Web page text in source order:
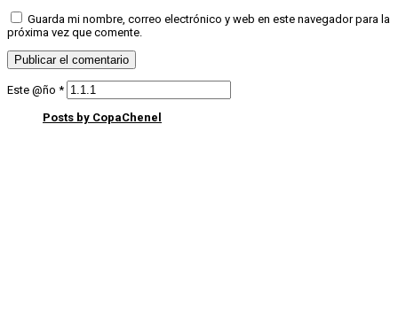
Guarda mi nombre, correo electrónico y web en este navegador para la
próxima vez que comente.
Este @ño *
Posts by CopaChenel